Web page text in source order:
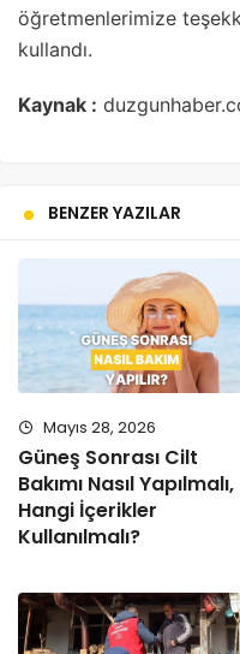
öğretmenlerimize
kullandı.
Kaynak :
BENZER YAZILAR
Mayıs 28, 2026
Güneş Sonrası Cilt
Bakımı Nasıl Yapılmalı,
Hangi İçerikler
Kullanılmalı?